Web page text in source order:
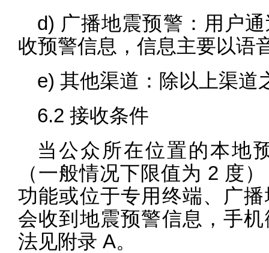
d) 广播地震预警：用户
收预警信息，信息主要以语
e) 其他渠道：除以上渠道
6.2 接收条件
当公众所在位置的本地
（一般情况下限值为 2 度
功能或位于专用终端、广
会收到地震预警信息，手
法见附录 A。